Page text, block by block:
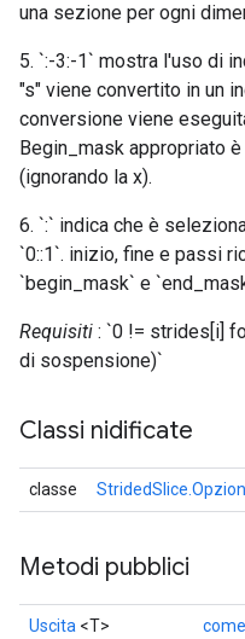
una sezione per ogni
5. `:-3:-1` mostra l'uso di
"s" viene convertito in un
conversione viene
Begin_mask appropriato
(ignorando la x).
6. `:` indica che è
`0::1`. inizio, fine e passi
`begin_mask` e
Requisiti : `0 != strides[i]
di sospensione)`
Classi nidificate
classe
Metodi pubblici
Uscita <T>